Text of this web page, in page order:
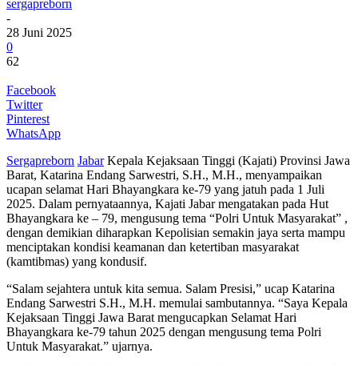
sergapreborn
-
28 Juni 2025
0
62
Facebook
Twitter
Pinterest
WhatsApp
Sergapreborn JabarKepala Kejaksaan Tinggi (Kajati) Provinsi Jawa
Barat, Katarina Endang Sarwestri, S.H., M.H., menyampaikan
ucapan selamat Hari Bhayangkara ke-79 yang jatuh pada 1 Juli
2025. Dalam pernyataannya, Kajati Jabar mengatakan pada Hut
Bhayangkara ke – 79, mengusung tema “Polri Untuk Masyarakat” ,
dengan demikian diharapkan Kepolisian semakin jaya serta mampu
menciptakan kondisi keamanan dan ketertiban masyarakat
(kamtibmas) yang kondusif.
“Salam sejahtera untuk kita semua. Salam Presisi,” ucap Katarina
Endang Sarwestri S.H., M.H. memulai sambutannya. “Saya Kepala
Kejaksaan Tinggi Jawa Barat mengucapkan Selamat Hari
Bhayangkara ke-79 tahun 2025 dengan mengusung tema Polri
Untuk Masyarakat.” ujarnya.